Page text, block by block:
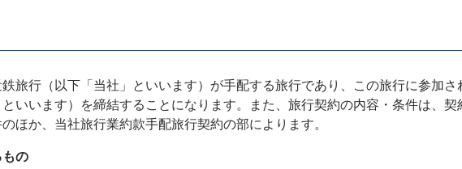
旅行（以下「当社」といいます）が手配する旅行であり、この旅行に参加
といいます）を締結することになります。また、旅行契約の内容・条件は、
ほか、当社旅行業約款手配旅行契約の部によります。
の